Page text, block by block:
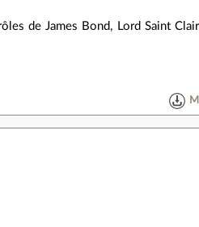
de James Bond, Lord Saint